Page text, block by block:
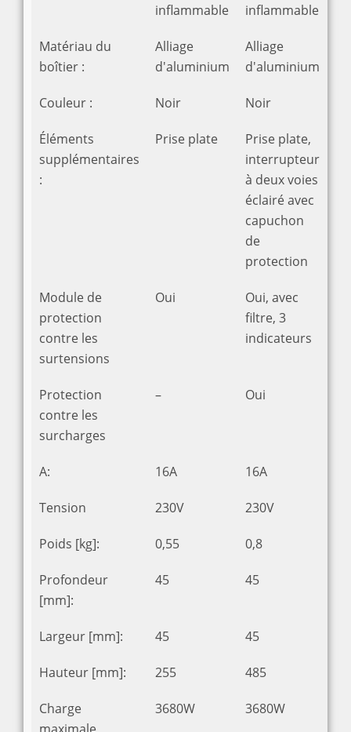
inflammable
inflammable
Matériau du
boîtier :
Alliage
d'aluminium
Alliage
d'aluminium
Couleur : Noir Noir
Éléments
supplémentaires
:
Prise plate
Prise plate,
interrupteur
à deux voies
éclairé avec
capuchon
de
protection
Module de
protection
contre les
surtensions
Oui
Oui, avec
filtre, 3
indicateurs
Protection
contre les
surcharges
– Oui
A: 16A 16A
Tension 230V 230V
Poids [kg]: 0,55 0,8
Profondeur
[mm]:
45 45
Largeur [mm]: 45 45
Hauteur [mm]: 255 485
Charge
maximale
3680W 3680W